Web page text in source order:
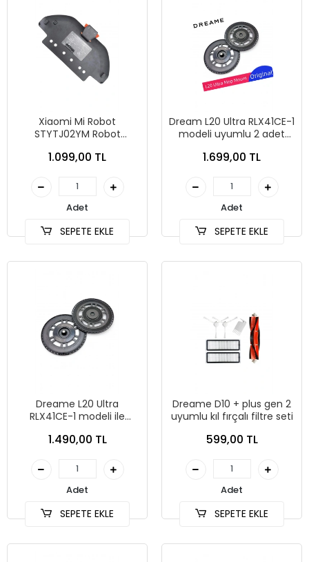
Xiaomi Mi Robot
STYTJ02YM Robot
Aparatı ve 1 adet mop
1.099,00 TL
Adet
SEPETE EKLE
Dream L20 Ultra RLX41CE-1
modeli uyumlu 2 adet
aparat
1.699,00 TL
Adet
SEPETE EKLE
Dreame L20 Ultra
RLX41CE-1 modeli ile
mop tablası
1.490,00 TL
Adet
SEPETE EKLE
Dreame D10 + plus gen 2
uyumlu kıl fırçalı filtre seti
599,00 TL
Adet
SEPETE EKLE